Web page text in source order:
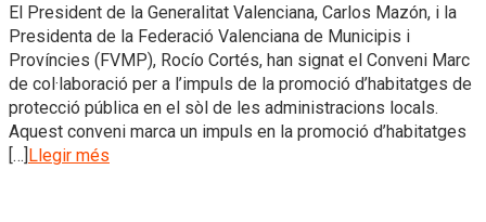
El President de la Generalitat Valenciana, Carlos Mazón, i la
Presidenta de la Federació Valenciana de Municipis i
Províncies (FVMP), Rocío Cortés, han signat el Conveni Marc
de col·laboració per a l’impuls de la promoció d’habitatges de
protecció pública en el sòl de les administracions locals.
Aquest conveni marca un impuls en la promoció d’habitatges
[…]Llegir més